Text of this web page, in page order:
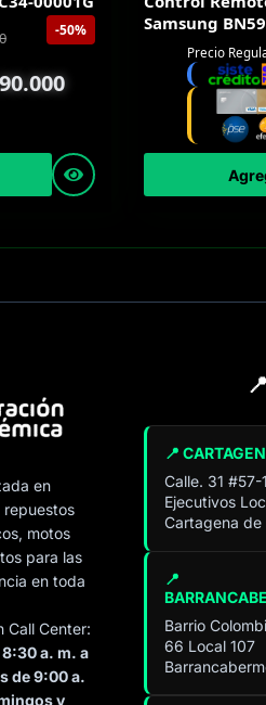
-50%
Samsung
Precio
en
motos
para las
en toda
Call Center:
a. m. a
de 9:00 a.
y
📍
Calle. 31 #57-
Ejecutivos
Cartagena de
📍
Barrio
66 Local 107